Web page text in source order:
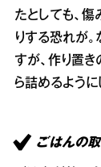
たとしても、
りする恐れが
すが、作り置
ら詰めるように
ごはんの